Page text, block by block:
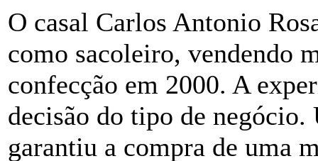
O casal Carlos Antonio
como sacoleiro, vendendo
confecção em 2000. A
decisão do tipo de
garantiu a compra de uma